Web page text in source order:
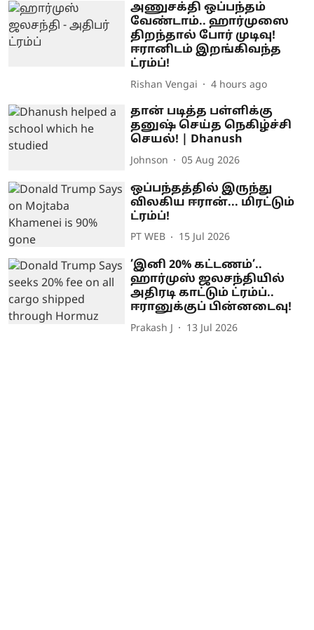
அணுசக்தி ஒப்பந்தம்
வேண்டாம்.. ஹார்முஸை
திறந்தால் போர் முடிவு!
ஈரானிடம் இறங்கிவந்த
ட்ரம்ப்!
Rishan Vengai 4 hours ago
தான் படித்த பள்ளிக்கு
தனுஷ் செய்த நெகிழ்ச்சி
செயல்! | Dhanush
Johnson 05 Aug 2026
ஒப்பந்தத்தில் இருந்து
விலகிய ஈரான்... மிரட்டும்
ட்ரம்ப்!
PT WEB 15 Jul 2026
’இனி 20% கட்டணம்’..
ஹார்முஸ் ஜலசந்தியில்
அதிரடி காட்டும் ட்ரம்ப்..
ஈரானுக்குப் பின்னடைவு!
Prakash J 13 Jul 2026